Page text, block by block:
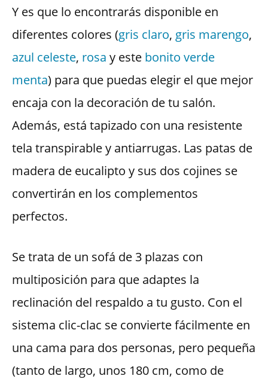
Y es que lo encontrarás disponible en
diferentes colores (gris claro, gris marengo,
azul celeste, rosa y este bonito verde
menta) para que puedas elegir el que mejor
encaja con la decoración de tu salón.
Además, está tapizado con una resistente
tela transpirable y antiarrugas. Las patas de
madera de eucalipto y sus dos cojines se
convertirán en los complementos
perfectos.
Se trata de un sofá de 3 plazas con
multiposición para que adaptes la
reclinación del respaldo a tu gusto. Con el
sistema clic-clac se convierte fácilmente en
una cama para dos personas, pero pequeña
(tanto de largo, unos 180 cm, como de